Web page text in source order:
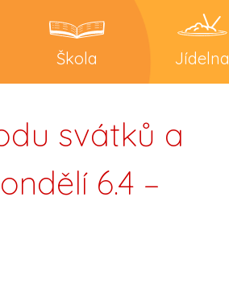
Škola Jídelna
svátků a
6.4 –